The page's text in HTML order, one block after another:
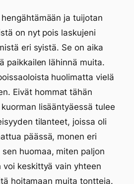
ja tuijotan
on nyt pois laskujeni
eri syistä. Se on aika
paikkailen lähinnä muita.
huolimatta vielä
Eivät hommat tähän
lisääntyäessä tulee
tilanteet, joissa oli
päässä, monen eri
huomaa, miten paljon
voi keskittyä vain yhteen
hoitamaan muita tontteja.